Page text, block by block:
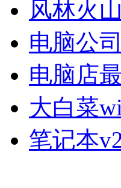
风林火
电脑公
电脑店
大白菜
笔记本